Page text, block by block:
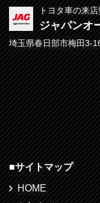
トヨタ車の来
ジャパンオ
埼玉県春日部市梅田3-
■サイトマップ
HOME